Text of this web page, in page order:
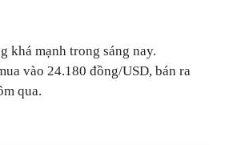
khá mạnh trong sáng nay.
vào 24.180 đồng/USD, bán ra
qua.